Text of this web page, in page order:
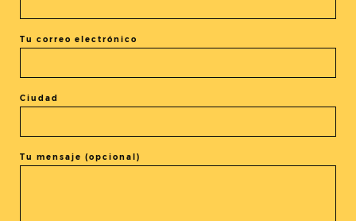
vulnerable y desorientado, está siempre entrelazado con
los esfuerzos de la recién independizada India por
Tu correo electrónico
Ciudad
Tu mensaje (opcional)